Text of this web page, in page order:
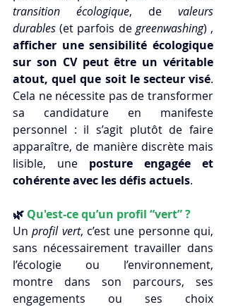
transition écologique, de valeurs
durables (et parfois de greenwashing
afficher une sensibilité écologique
sur son CV peut être un véritable
atout, quel que soit le secteur visé.
Cela ne nécessite pas de transformer
sa candidature en manifeste
personnel : il s’agit plutôt de faire
apparaître, de manière discrète mais
lisible, une posture engagée et
cohérente avec les défis actuels.
🌿 Qu'est-ce qu’un profil “vert” ?
Un profil vert, c’est une personne qui,
sans nécessairement travailler dans
l’écologie ou l’environnement,
montre dans son parcours, ses
engagements ou ses choix